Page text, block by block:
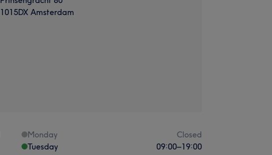
1015DX Amsterdam
Monday
Closed
Tuesday
09:00–19:00